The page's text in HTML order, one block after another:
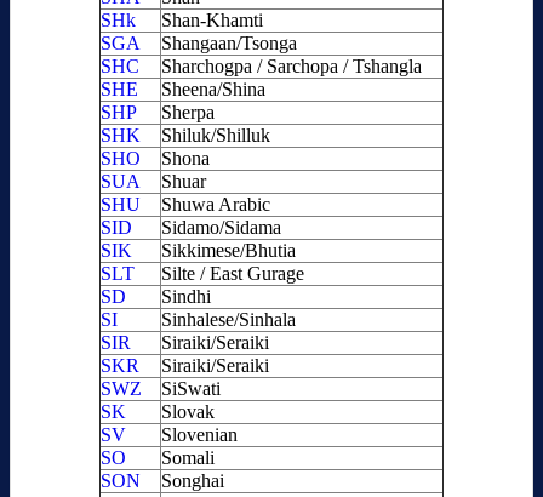
SHk
Shan-Khamti
SGA
Shangaan/Tsonga
SHC
Sharchogpa / Sarchopa / Tshangla
SHE
Sheena/Shina
SHP
Sherpa
SHK
Shiluk/Shilluk
SHO
Shona
SUA
Shuar
SHU
Shuwa Arabic
SID
Sidamo/Sidama
SIK
Sikkimese/Bhutia
SLT
Silte / East Gurage
SD
Sindhi
SI
Sinhalese/Sinhala
SIR
Siraiki/Seraiki
SKR
Siraiki/Seraiki
SWZ
SiSwati
SK
Slovak
SV
Slovenian
SO
Somali
SON
Songhai